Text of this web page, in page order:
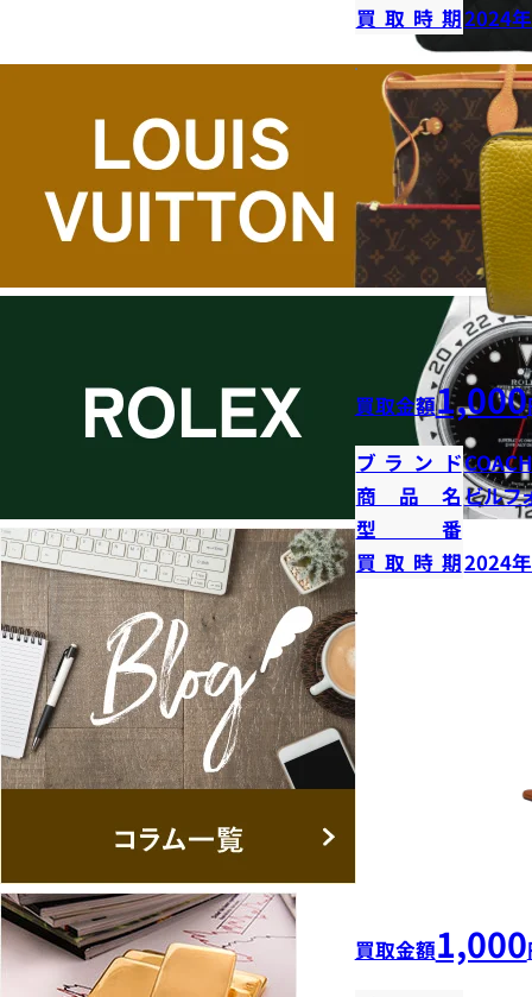
買取時期2024
買取金額1,000
ブランドCOACH
商品名ビルフ
型番
買取時期2024
買取金額1,000